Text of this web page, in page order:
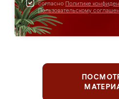
согласно Политике
Пользовательскому